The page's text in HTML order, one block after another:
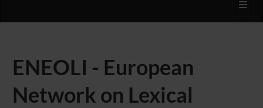
ENEOLI - European
Network on Lexical